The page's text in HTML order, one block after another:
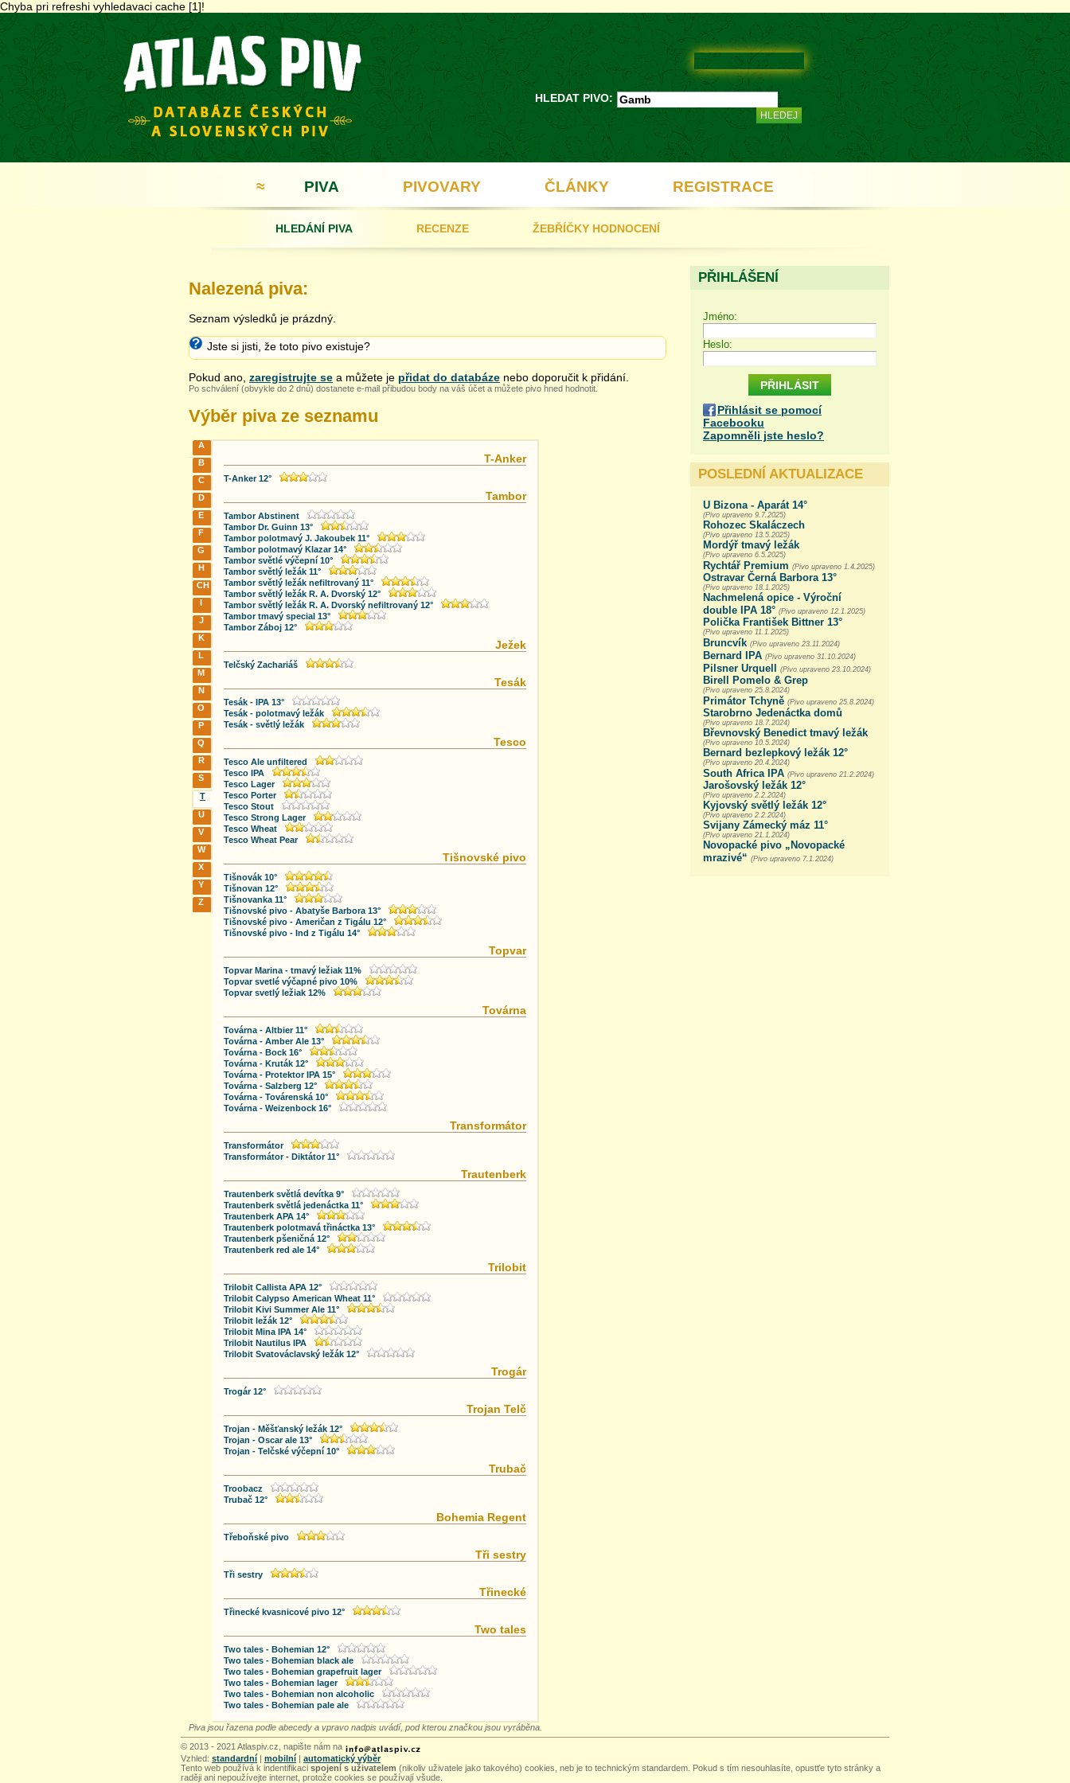
Chyba pri refreshi vyhledavaci cache [1]!
HLEDAT PIVO:
≈ PIVA
HLEDÁNÍ PIVA RECENZE ŽEBŘÍČKY HODNOCENÍ
PIVOVARY ČLÁNKY REGISTRACE
Nalezená piva:
Seznam výsledků je prázdný.
Jste si jisti, že toto pivo existuje?
Pokud ano, zaregistrujte se a můžete je přidat do databáze nebo doporučit k přidání.
Po schválení (obvykle do 2 dnů) dostanete e-mail přibudou body na váš účet a můžete pivo hned hodnotit.
Výběr piva ze seznamu
A
B
C
D
E
F
G
H
CH
I
J
K
L
M
N
O
P
Q
R
S
T
U
V
W
X
Y
Z
T-Anker
T-Anker 12°
Tambor
Tambor Abstinent
Tambor Dr. Guinn 13°
Tambor polotmavý J. Jakoubek 11°
Tambor polotmavý Klazar 14°
Tambor světlé výčepní 10°
Tambor světlý ležák 11°
Tambor světlý ležák nefiltrovaný 11°
Tambor světlý ležák R. A. Dvorský 12°
Tambor světlý ležák R. A. Dvorský nefiltrovaný 12°
Tambor tmavý special 13°
Tambor Záboj 12°
Ježek
Telčský Zachariáš
Tesák
Tesák - IPA 13°
Tesák - polotmavý ležák
Tesák - světlý ležák
Tesco
Tesco Ale unfiltered
Tesco IPA
Tesco Lager
Tesco Porter
Tesco Stout
Tesco Strong Lager
Tesco Wheat
Tesco Wheat Pear
Tišnovské pivo
Tišnovák 10°
Tišnovan 12°
Tišnovanka 11°
Tišnovské pivo - Abatyše Barbora 13°
Tišnovské pivo - Američan z Tigálu 12°
Tišnovské pivo - Ind z Tigálu 14°
Topvar
Topvar Marina - tmavý ležiak 11%
Topvar svetlé výčapné pivo 10%
Topvar svetlý ležiak 12%
Továrna
Továrna - Altbier 11°
Továrna - Amber Ale 13°
Továrna - Bock 16°
Továrna - Kruták 12°
Továrna - Protektor IPA 15°
Továrna - Salzberg 12°
Továrna - Továrenská 10°
Továrna - Weizenbock 16°
Transformátor
Transformátor
Transformátor - Diktátor 11°
Trautenberk
Trautenberk světlá devítka 9°
Trautenberk světlá jedenáctka 11°
Trautenberk APA 14°
Trautenberk polotmavá třináctka 13°
Trautenberk pšeničná 12°
Trautenberk red ale 14°
Trilobit
Trilobit Callista APA 12°
Trilobit Calypso American Wheat 11°
Trilobit Kivi Summer Ale 11°
Trilobit ležák 12°
Trilobit Mina IPA 14°
Trilobit Nautilus IPA
Trilobit Svatováclavský ležák 12°
Trogár
Trogár 12°
Trojan Telč
Trojan - Měšťanský ležák 12°
Trojan - Oscar ale 13°
Trojan - Telčské výčepní 10°
Trubač
Troobacz
Trubač 12°
Bohemia Regent
Třeboňské pivo
Tři sestry
Tři sestry
Třinecké
Třinecké kvasnicové pivo 12°
Two tales
Two tales - Bohemian 12°
Two tales - Bohemian black ale
Two tales - Bohemian grapefruit lager
Two tales - Bohemian lager
Two tales - Bohemian non alcoholic
Two tales - Bohemian pale ale
Piva jsou řazena podle abecedy a vpravo nadpis uvádí, pod kterou značkou jsou vyráběna.
PŘIHLÁŠENÍ
Jméno:
Heslo:
Přihlásit se pomocí
Facebooku
Zapomněli jste heslo?
POSLEDNÍ AKTUALIZACE
U Bizona - Aparát 14°
(Pivo upraveno 9.7.2025)
Rohozec Skaláczech
(Pivo upraveno 13.5.2025)
Mordýř tmavý ležák
(Pivo upraveno 6.5.2025)
Rychtář Premium (Pivo upraveno 1.4.2025)
Ostravar Černá Barbora 13°
(Pivo upraveno 18.1.2025)
Nachmelená opice - Výroční
double IPA 18° (Pivo upraveno 12.1.2025)
Polička František Bittner 13°
(Pivo upraveno 11.1.2025)
Bruncvík (Pivo upraveno 23.11.2024)
Bernard IPA (Pivo upraveno 31.10.2024)
Pilsner Urquell (Pivo upraveno 23.10.2024)
Birell Pomelo & Grep
(Pivo upraveno 25.8.2024)
Primátor Tchyně (Pivo upraveno 25.8.2024)
Starobrno Jedenáctka domů
(Pivo upraveno 18.7.2024)
Břevnovský Benedict tmavý ležák
(Pivo upraveno 10.5.2024)
Bernard bezlepkový ležák 12°
(Pivo upraveno 20.4.2024)
South Africa IPA (Pivo upraveno 21.2.2024)
Jarošovský ležák 12°
(Pivo upraveno 2.2.2024)
Kyjovský světlý ležák 12°
(Pivo upraveno 2.2.2024)
Svijany Zámecký máz 11°
(Pivo upraveno 21.1.2024)
Novopacké pivo „Novopacké
mrazivé“ (Pivo upraveno 7.1.2024)
© 2013 - 2021 Atlaspiv.cz, napište nám na
Vzhled: standardní | mobilní | automatický výběr
Tento web používá k indentifikaci spojení s uživatelem (nikoliv uživatele jako takového) cookies, neb je to technickým standardem. Pokud s tím nesouhlasíte, opustťe tyto stránky a
raději ani nepoužívejte internet, protože cookies se používají všude.